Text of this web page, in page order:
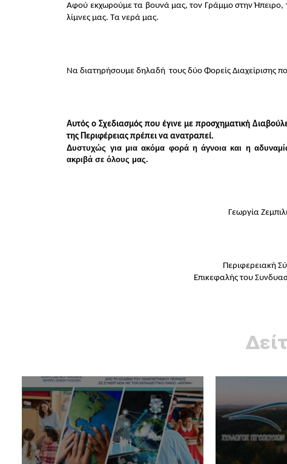
Αφού εκχωρούμε τα βουνά μας, τον Γράμμο στην Ήπειρο,
λίμνες μας. Τα νερά μας.
Να διατηρήσουμε δηλαδή  τους δύο Φορείς Διαχείρισης
Αυτός ο Σχεδιασμός που έγινε με προσχηματική
της Περιφέρειας πρέπει να ανατραπεί.
Δυστυχώς για μια ακόμα φορά η άγνοια και η
ακριβά σε όλους μας.
Γεωργία
Περιφερειακή
Επικεφαλής του Συνδυασμού